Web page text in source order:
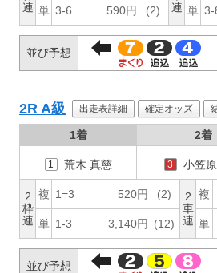
連
連
単 3-6 590円 (2) 単 3-
並び予想
2R A級 出走表詳細 確定オッズ
1着 2着
1 荒木 真慈 3 小笠
2
枠
連
複 1=3 520円 (2)
2
車
連
複
単 1-3 3,140円 (12) 単
並び予想